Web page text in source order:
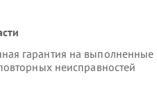
гарантия на
неисправностей